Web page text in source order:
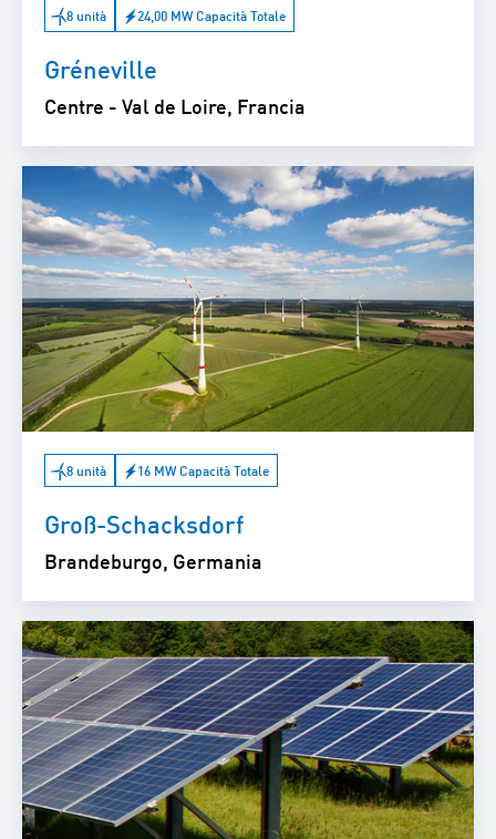
8 unità 24,00 MW Capacità Totale
Gréneville
Centre - Val de Loire, Francia
8 unità 16 MW Capacità Totale
Groß-Schacksdorf
Brandeburgo, Germania